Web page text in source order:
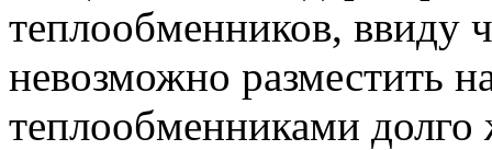
теплообменников, ввиду
невозможно разместить
теплообменниками